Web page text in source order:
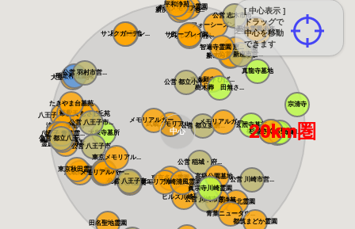
[ 中心表示 ]
ドラッグで
中心を移動
できます
所沢聖地霊園
フォレスト所沢
風の森聖地
サンクガーデン... 芝生の霊園あさ...
フォーシーズン...
なごみの丘霊園
メモリアルパー...
ふじみ野霊園
新所沢友愛聖地...
所沢メモリアル...
新の丘さくら浄...
やすらぎ聖地霊...
サニープレイス...
公営 新座市営...
公営 志木市市...
平和浄苑
智遍寺霊園 恵...
聖地霊園未来
東本願寺 ひば...
町田こもれびの...
武蔵岡霊園メモリアルパー...
東京多摩霊園
メモリアルフォ...
南大沢バードヒ...
南大沢霊園
東京ゆりが丘苑
八王子メモリア...
萩霊園
浄光の森聖地
帝釈天 むさし...
霊慶山妙観寺墓...
高級公園墓地 ...
八王子浄苑 で...
城山霊園
八王子 青葉霊...
東京秋田霊園まや霊園
大型公園墓地 ...
稲足神社霊園
大泉寺墓所
たきやま台墓苑 宗清寺
浄見寺
桜上水 みたま...
玄照寺墓苑
武蔵メモリアル...
築地本願寺 和...
公営 都立小平...
公営 都立多磨...
公営 都立八王...
公営 八王子市...
公営 八王子市...
公営 八王子市...
公営 羽村市営...
公営 稲城・府...
真龍寺墓地
メモリアルガー...
メモリアルパー...
杉並さくら聖苑
メモリアルガー...
樹木葬 田無さ...
東京メモリアル...
都筑港北霊園
あざみ野浄苑
ヒルズ川崎聖地
川崎清風霊園
高級公園墓地 ...
田名聖地霊園
公営 川崎市営...
公営 川崎市営...
青葉ニュータウ...
都筑まどか霊園
眞宗寺川崎霊園
中心 20km圏